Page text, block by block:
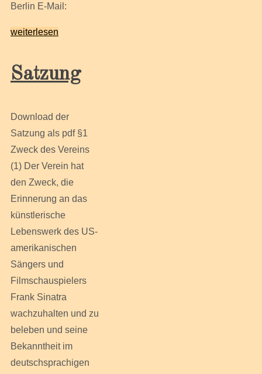
Berlin E-Mail:
weiterlesen
Satzung
Download der
Satzung als pdf §1
Zweck des Vereins
(1) Der Verein hat
den Zweck, die
Erinnerung an das
künstlerische
Lebenswerk des US-
amerikanischen
Sängers und
Filmschauspielers
Frank Sinatra
wachzuhalten und zu
beleben und seine
Bekanntheit im
deutschsprachigen